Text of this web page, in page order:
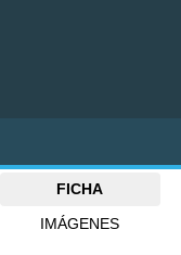
FICHA
IMÁGENES